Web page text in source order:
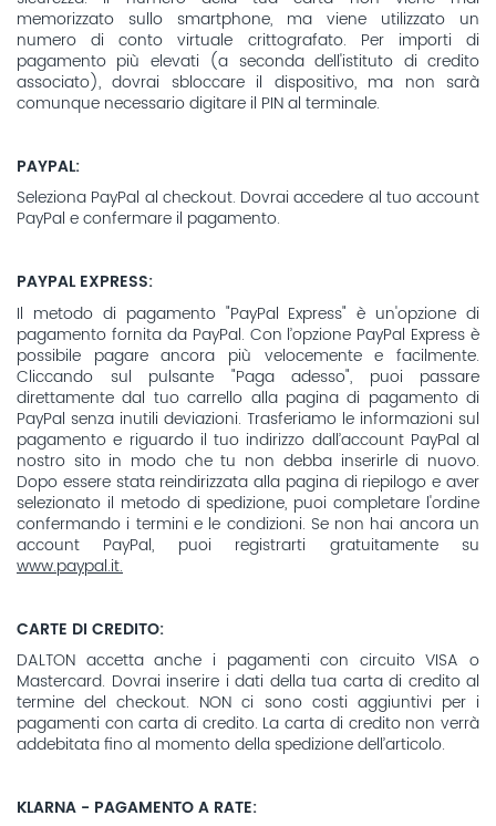
memorizzato sullo smartphone, ma viene utilizzato un
numero di conto virtuale crittografato. Per importi di
pagamento più elevati (a seconda dell'istituto di credito
associato), dovrai sbloccare il dispositivo, ma non sarà
comunque necessario digitare il PIN al terminale.
PAYPAL:
Seleziona PayPal al checkout. Dovrai accedere al tuo account
PayPal e confermare il pagamento.
PAYPAL EXPRESS:
Il metodo di pagamento "PayPal Express" è un'opzione di
pagamento fornita da PayPal. Con l’opzione PayPal Express è
possibile pagare ancora più velocemente e facilmente.
Cliccando sul pulsante "Paga adesso", puoi passare
direttamente dal tuo carrello alla pagina di pagamento di
PayPal senza inutili deviazioni. Trasferiamo le informazioni sul
pagamento e riguardo il tuo indirizzo dall’account PayPal al
nostro sito in modo che tu non debba inserirle di nuovo.
Dopo essere stata reindirizzata alla pagina di riepilogo e aver
selezionato il metodo di spedizione, puoi completare l'ordine
confermando i termini e le condizioni. Se non hai ancora un
account PayPal, puoi registrarti gratuitamente su
www.paypal.it.
CARTE DI CREDITO:
DALTON accetta anche i pagamenti con circuito VISA o
Mastercard. Dovrai inserire i dati della tua carta di credito al
termine del checkout. NON ci sono costi aggiuntivi per i
pagamenti con carta di credito. La carta di credito non verrà
addebitata fino al momento della spedizione dell’articolo.
KLARNA - PAGAMENTO A RATE: